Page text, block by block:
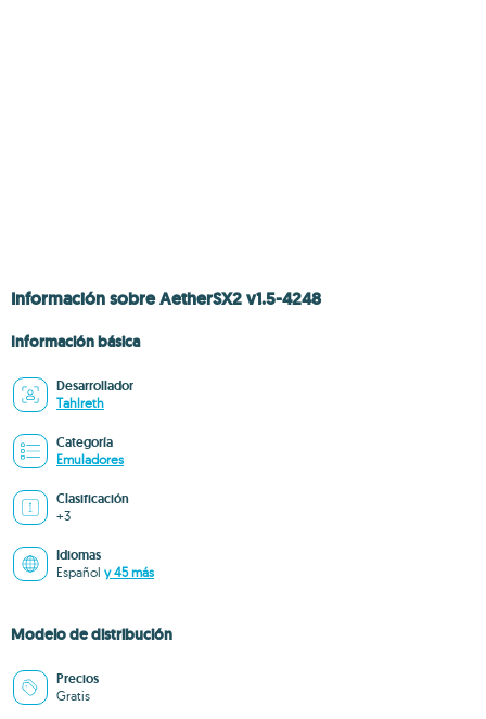
Información sobre AetherSX2 v1.5-4248
Información básica
Desarrollador
Tahlreth
Categoría
Emuladores
Clasificación
+3
Idiomas
Español y 45 más
Modelo de distribución
Precios
Gratis